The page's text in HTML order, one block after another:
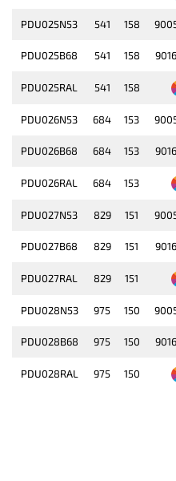
PDU025N53 541 158
PDU025B68 541 158
PDU025RAL 541 158
PDU026N53 684 153
PDU026B68 684 153
PDU026RAL 684 153
PDU027N53 829 151
PDU027B68 829 151
PDU027RAL 829 151
PDU028N53 975 150
PDU028B68 975 150
PDU028RAL 975 150